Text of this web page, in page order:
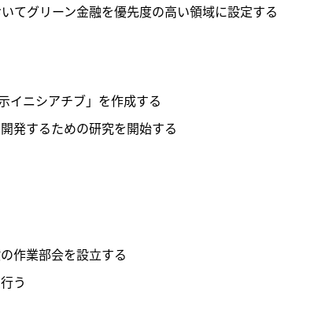
てグリーン金融を優先度の高い領域に設定する
イニシアチブ」を作成する
発するための研究を開始する
作業部会を設立する
う